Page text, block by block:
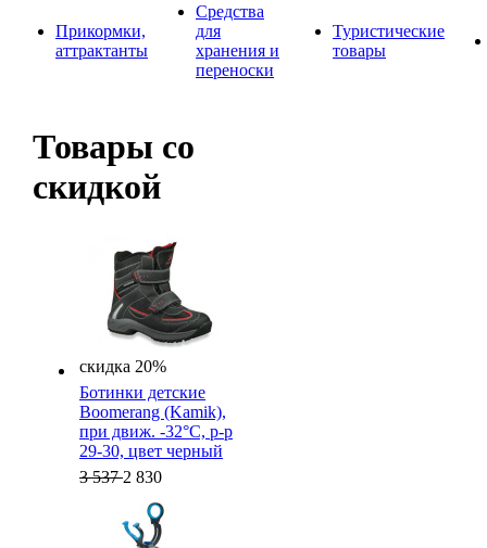
Прикормки,
аттрактанты
Средства
для
хранения и
переноски
Туристические
товары
Товары со
скидкой
скидка 20%
Ботинки детские
Boomerang (Kamik),
при движ. -32°C, р-р
29-30, цвет черный
3 5372 830